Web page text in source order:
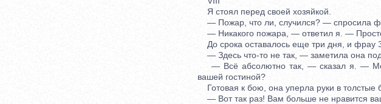
Я стоял перед своей хозяйкой.
— Пожар, что ли, случился? — спросила
— Никакого пожара, — ответил я. — Просто
До срока оставалось еще три дня, и фрау
— Здесь что-то не так, — заметила она
— Всё абсолютно так, — сказал я. —
вашей гостиной?
Готовая к бою, она уперла руки в толстые
— Вот так раз! Вам больше не нравится